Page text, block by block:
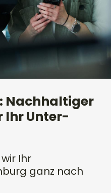
Nachhaltiger
Ihr Unter­
Ihr
ganz nach